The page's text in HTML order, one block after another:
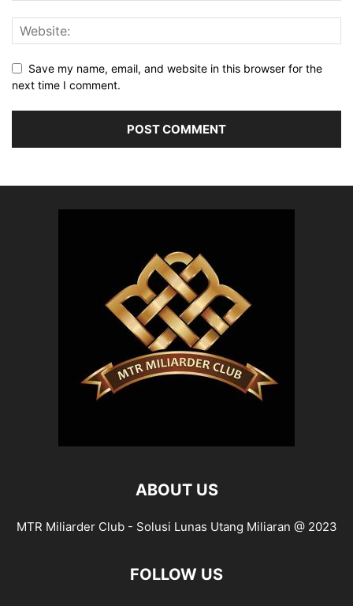
Save my name, email, and website in this browser for the
next time I comment.
ABOUT US
MTR Miliarder Club - Solusi Lunas Utang Miliaran @ 2023
FOLLOW US